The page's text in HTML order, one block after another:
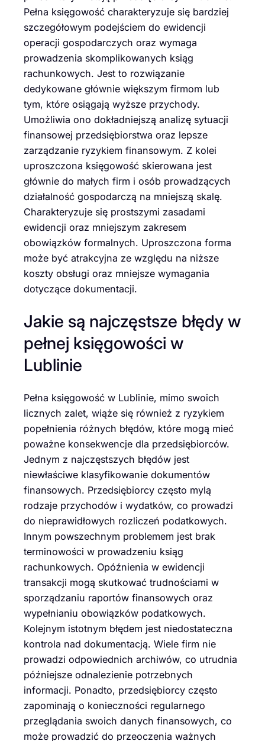
Pełna księgowość charakteryzuje się bardziej
szczegółowym podejściem do ewidencji
operacji gospodarczych oraz wymaga
prowadzenia skomplikowanych ksiąg
rachunkowych. Jest to rozwiązanie
dedykowane głównie większym firmom lub
tym, które osiągają wyższe przychody.
Umożliwia ono dokładniejszą analizę sytuacji
finansowej przedsiębiorstwa oraz lepsze
zarządzanie ryzykiem finansowym. Z kolei
uproszczona księgowość skierowana jest
głównie do małych firm i osób prowadzących
działalność gospodarczą na mniejszą skalę.
Charakteryzuje się prostszymi zasadami
ewidencji oraz mniejszym zakresem
obowiązków formalnych. Uproszczona forma
może być atrakcyjna ze względu na niższe
koszty obsługi oraz mniejsze wymagania
dotyczące dokumentacji.
Jakie są najczęstsze błędy w
pełnej księgowości w
Lublinie
Pełna księgowość w Lublinie, mimo swoich
licznych zalet, wiąże się również z ryzykiem
popełnienia różnych błędów, które mogą mieć
poważne konsekwencje dla przedsiębiorców.
Jednym z najczęstszych błędów jest
niewłaściwe klasyfikowanie dokumentów
finansowych. Przedsiębiorcy często mylą
rodzaje przychodów i wydatków, co prowadzi
do nieprawidłowych rozliczeń podatkowych.
Innym powszechnym problemem jest brak
terminowości w prowadzeniu ksiąg
rachunkowych. Opóźnienia w ewidencji
transakcji mogą skutkować trudnościami w
sporządzaniu raportów finansowych oraz
wypełnianiu obowiązków podatkowych.
Kolejnym istotnym błędem jest niedostateczna
kontrola nad dokumentacją. Wiele firm nie
prowadzi odpowiednich archiwów, co utrudnia
późniejsze odnalezienie potrzebnych
informacji. Ponadto, przedsiębiorcy często
zapominają o konieczności regularnego
przeglądania swoich danych finansowych, co
może prowadzić do przeoczenia ważnych